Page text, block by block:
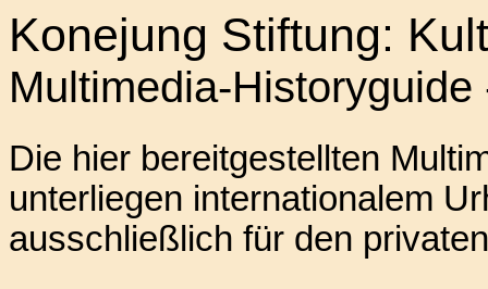
Konejung Stiftung:
Multimedia-Historyguide
Die hier bereitgestellten
unterliegen internationalem
ausschließlich für den